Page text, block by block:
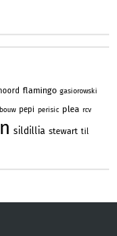
flamingo gasiorowski
pepi perisic plea rcv
sildillia stewart til